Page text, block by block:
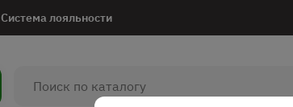
Система лояльности